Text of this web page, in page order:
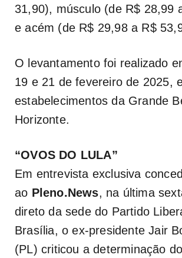
31,90), músculo (de R$ 28,99
e acém (de R$ 29,98 a R$
O levantamento foi realizado
19 e 21 de fevereiro de 2025,
estabelecimentos da Grande
Horizonte.
“OVOS DO LULA”
Em entrevista exclusiva
ao Pleno.News, na última
direto da sede do Partido
Brasília, o ex-presidente Jair
(PL) criticou a determinação